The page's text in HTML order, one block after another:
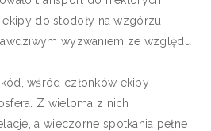
ekipy do stodoły na wzgórzu
wyzwaniem ze względu
wśród członków ekipy
Z wieloma z nich
a wieczorne spotkania pełne